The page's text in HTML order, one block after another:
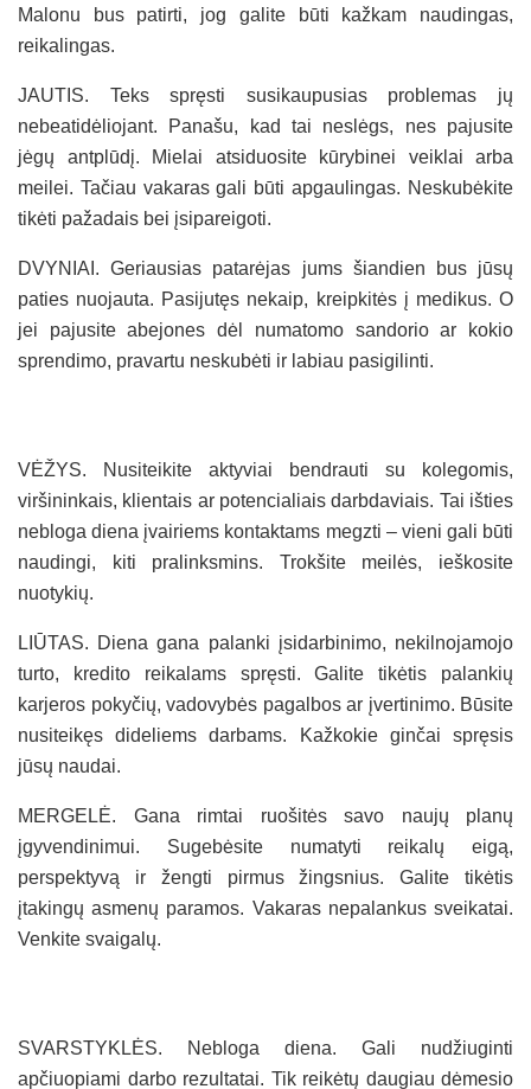
Malonu bus patirti, jog galite būti kažkam naudingas,
reikalingas.
JAUTIS. Teks spręsti susikaupusias problemas jų
nebeatidėliojant. Panašu, kad tai neslėgs, nes pajusite
jėgų antplūdį. Mielai atsiduosite kūrybinei veiklai arba
meilei. Tačiau vakaras gali būti apgaulingas. Neskubėkite
tikėti pažadais bei įsipareigoti.
DVYNIAI. Geriausias patarėjas jums šiandien bus jūsų
paties nuojauta. Pasijutęs nekaip, kreipkitės į medikus. O
jei pajusite abejones dėl numatomo sandorio ar kokio
sprendimo, pravartu neskubėti ir labiau pasigilinti.
VĖŽYS. Nusiteikite aktyviai bendrauti su kolegomis,
viršininkais, klientais ar potencialiais darbdaviais. Tai išties
nebloga diena įvairiems kontaktams megzti – vieni gali būti
naudingi, kiti pralinksmins. Trokšite meilės, ieškosite
nuotykių.
LIŪTAS. Diena gana palanki įsidarbinimo, nekilnojamojo
turto, kredito reikalams spręsti. Galite tikėtis palankių
karjeros pokyčių, vadovybės pagalbos ar įvertinimo. Būsite
nusiteikęs dideliems darbams. Kažkokie ginčai spręsis
jūsų naudai.
MERGELĖ. Gana rimtai ruošitės savo naujų planų
įgyvendinimui. Sugebėsite numatyti reikalų eigą,
perspektyvą ir žengti pirmus žingsnius. Galite tikėtis
įtakingų asmenų paramos. Vakaras nepalankus sveikatai.
Venkite svaigalų.
SVARSTYKLĖS. Nebloga diena. Gali nudžiuginti
apčiuopiami darbo rezultatai. Tik reikėtų daugiau dėmesio